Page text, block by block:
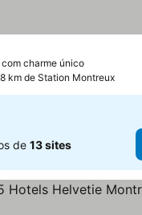
charme únicoVer preços
km de Station Montreux
de 13 sites